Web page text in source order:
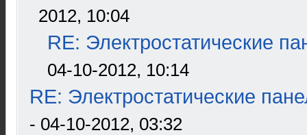
2012, 10:04
RE: Электростатические
04-10-2012, 10:14
RE: Электростатические
- 04-10-2012, 03:32